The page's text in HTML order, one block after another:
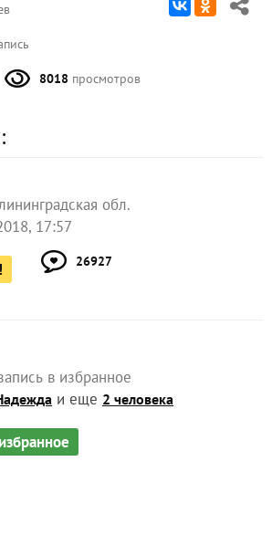
8018 просмотров
обл.
17:57
26927
в избранное
и еще 2 человека